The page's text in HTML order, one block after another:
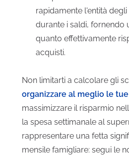
rapidamente l'entità
durante i saldi, fornendo
quanto effettivamente
acquisti.
Non limitarti a calcolare gli
organizzare al meglio le
massimizzare il risparmio
la spesa settimanale al
rappresentare una fetta
mensile famigliare: segui le